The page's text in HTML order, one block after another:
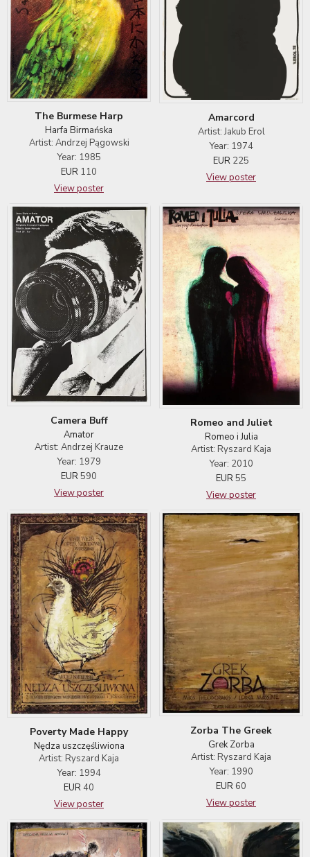
The Burmese Harp
Harfa Birmańska
Artist: Andrzej Pągowski
Year: 1985
EUR 110
View poster
Amarcord
Artist: Jakub Erol
Year: 1974
EUR 225
View poster
Camera Buff
Amator
Artist: Andrzej Krauze
Year: 1979
EUR590
View poster
Romeo and Juliet
Romeo i Julia
Artist: Ryszard Kaja
Year: 2010
EUR55
View poster
Poverty Made Happy
Nędza uszczęśliwiona
Artist: Ryszard Kaja
Year: 1994
EUR 40
View poster
Zorba The Greek
Grek Zorba
Artist: Ryszard Kaja
Year: 1990
EUR 60
View poster